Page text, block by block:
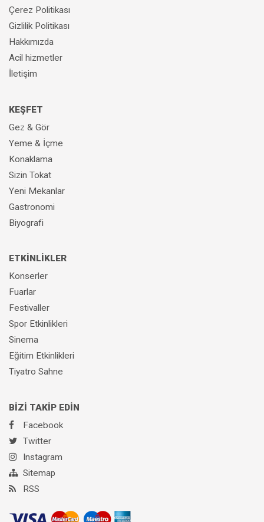
Çerez Politikası
Gizlilik Politikası
Hakkımızda
Acil hizmetler
İletişim
KEŞFET
Gez & Gör
Yeme & İçme
Konaklama
Sizin Tokat
Yeni Mekanlar
Gastronomi
Biyografi
ETKİNLİKLER
Konserler
Fuarlar
Festivaller
Spor Etkinlikleri
Sinema
Eğitim Etkinlikleri
Tiyatro Sahne
BİZİ TAKİP EDİN
Facebook
Twitter
Instagram
Sitemap
RSS